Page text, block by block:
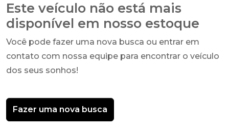
Este veículo não está mais
disponível em nosso estoque
Você pode fazer uma nova busca ou entrar em
contato com nossa equipe para encontrar o veículo
dos seus sonhos!
Fazer uma nova busca